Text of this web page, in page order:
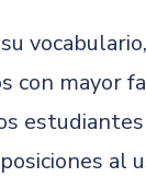
con mayor
al